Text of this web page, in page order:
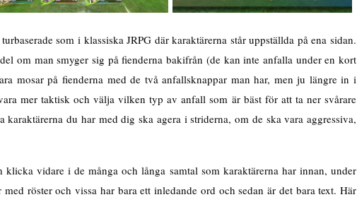
som i klassiska JRPG där karaktärerna står uppställda på ena sidan.
om man smyger sig på fienderna bakifrån (de kan inte anfalla under en kort
mosar på fienderna med de två anfallsknappar man har, men ju längre in i
mer taktisk och välja vilken typ av anfall som är bäst för att ta ner svårare
du har med dig ska agera i striderna, om de ska vara aggressiva,
klicka vidare i de många och långa samtal som karaktärerna har innan, under
röster och vissa har bara ett inledande ord och sedan är det bara text. Här